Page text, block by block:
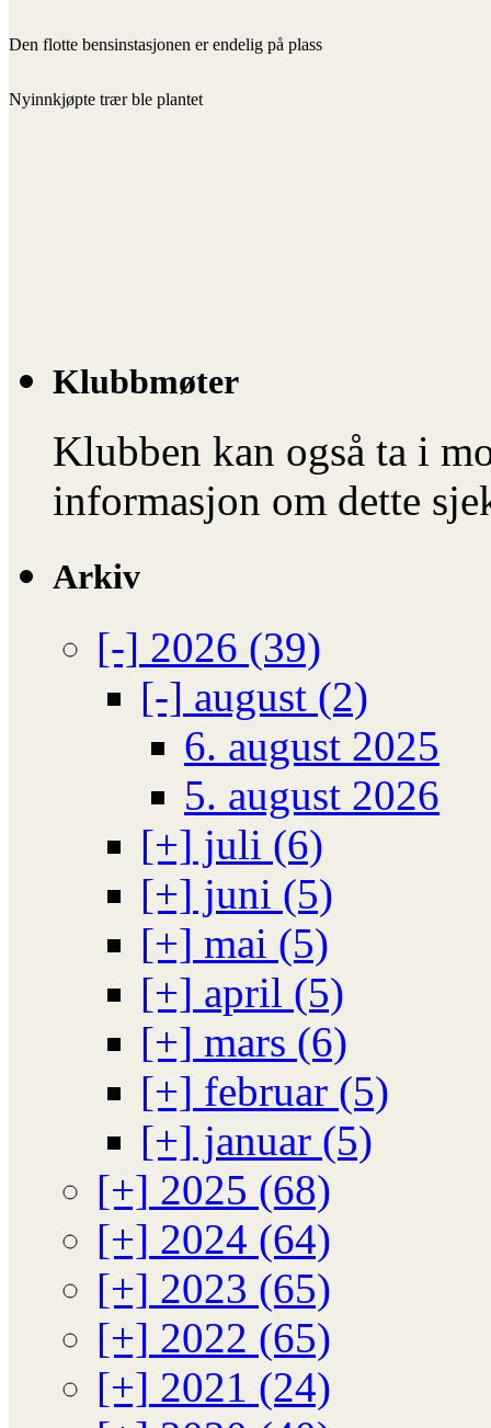
Den flotte bensinstasjonen er endelig på plass
Nyinnkjøpte trær ble plantet
Klubbmøter
Klubben kan også ta i
informasjon om dette
Arkiv
[-] 2026 (39)
[-] august (2)
6. august 2025
5. august 2026
[+] juli (6)
[+] juni (5)
[+] mai (5)
[+] april (5)
[+] mars (6)
[+] februar (5)
[+] januar (5)
[+] 2025 (68)
[+] 2024 (64)
[+] 2023 (65)
[+] 2022 (65)
[+] 2021 (24)